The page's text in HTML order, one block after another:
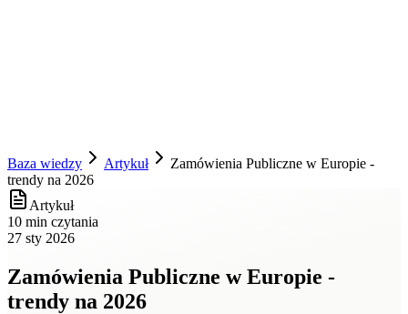
Baza wiedzy Artykuł
Zamówienia Publiczne w Europie -
trendy na 2026
Artykuł
10 min czytania
27 sty 2026
Zamówienia Publiczne w Europie -
trendy na 2026